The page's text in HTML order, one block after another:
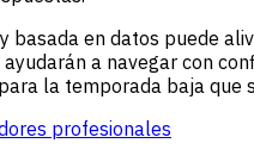
basada en datos puede
a navegar con
la temporada baja que
profesionales